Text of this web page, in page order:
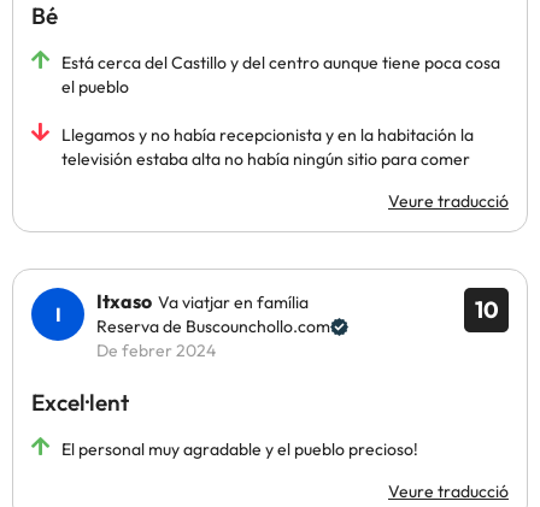
Bé
Está cerca del Castillo y del centro aunque tiene poca cosa
el pueblo
Llegamos y no había recepcionista y en la habitación la
televisión estaba alta no había ningún sitio para comer
Veure traducció
10
Itxaso Va viatjar en família
Reserva de Buscounchollo.com
De febrer 2024
Excel·lent
El personal muy agradable y el pueblo precioso!
Veure traducció